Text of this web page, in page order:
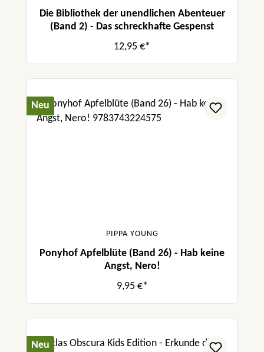
Die Bibliothek der unendlichen Abenteuer
(Band 2) - Das schreckhafte Gespenst
12,95 €*
Neu
PIPPA YOUNG
Ponyhof Apfelblüte (Band 26) - Hab keine
Angst, Nero!
9,95 €*
Neu